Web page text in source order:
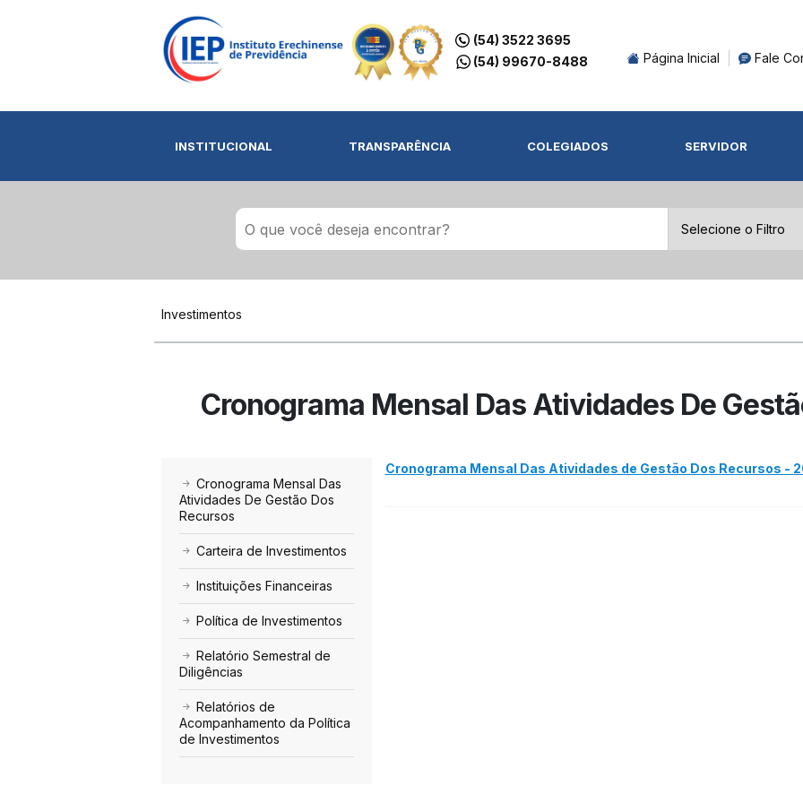
(54) 3522 3695
(54) 99670-8488
Página Inicial Fale
INSTITUCIONAL TRANSPARÊNCIA COLEGIADOS SERVIDOR
Investimentos
Cronograma Mensal Das Atividades De
Cronograma Mensal Das
Atividades De Gestão Dos
Recursos
Carteira de Investimentos
Instituições Financeiras
Política de Investimentos
Relatório Semestral de
Diligências
Relatórios de
Acompanhamento da Política
de Investimentos
Cronograma Mensal Das Atividades de Gestão Dos Recursos -